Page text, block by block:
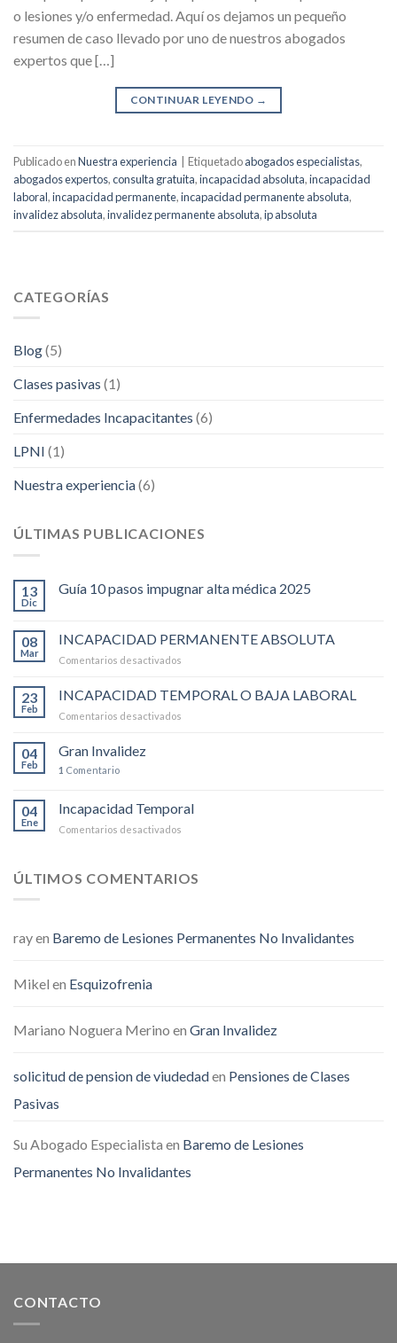
o lesiones y/o enfermedad. Aquí os dejamos un pequeño
resumen de caso llevado por uno de nuestros abogados
expertos que […]
CONTINUAR LEYENDO →
Publicado enNuestra experiencia Etiquetadoabogados especialistas,
abogados expertos,consulta gratuita,incapacidad absoluta,incapacidad
laboral,incapacidad permanente,incapacidad permanente absoluta,
invalidez absoluta,invalidez permanente absoluta,ip absoluta
CATEGORÍAS
Blog(5)
Clases pasivas (1)
Enfermedades Incapacitantes (6)
LPNI (1)
Nuestra experiencia(6)
ÚLTIMAS PUBLICACIONES
13
Dic
Guía 10 pasos impugnar alta médica 2025
08
Mar
INCAPACIDAD PERMANENTE ABSOLUTA
Comentarios desactivados
PERMANENTE
23
Feb
INCAPACIDAD TEMPORAL O BAJA LABORAL
Comentarios desactivados
04
Feb
Gran Invalidez
1 Comentario
04
Ene
Incapacidad Temporal
Comentarios desactivados
ÚLTIMOS COMENTARIOS
rayen Baremo de Lesiones Permanentes No Invalidantes
Mikel en Esquizofrenia
Mariano Noguera Merino en Gran Invalidez
solicitud de pension de viudedaden Pensiones de Clases
Pasivas
Su Abogado Especialista en Baremo de Lesiones
Permanentes No Invalidantes
CONTACTO